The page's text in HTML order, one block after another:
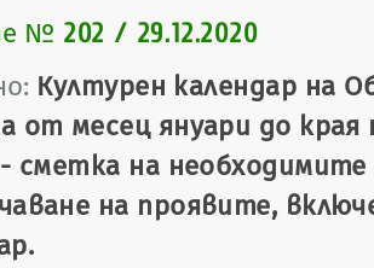
№ 202 / 29.12.2020
Културен календар на
от месец януари до края
сметка на необходимите
на проявите,